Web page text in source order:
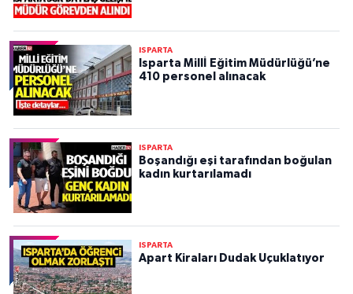
ISPARTA
Isparta Millİ Eğitim Müdürlüğü’ne
410 personel alınacak
ISPARTA
Boşandığı eşi tarafından boğulan
kadın kurtarılamadı
ISPARTA
Apart Kiraları Dudak Uçuklatıyor